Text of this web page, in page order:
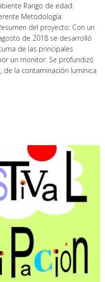
Rango de edad:
Metodología:
del proyecto: Con un
de 2018 se desarrolló
de las principales
un monitor. Se profundizó
de la contaminación lumínica